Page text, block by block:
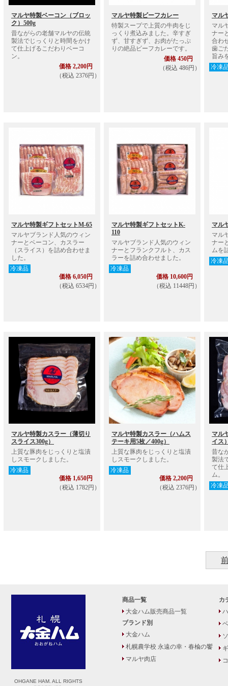
マルヤ特製ベーコン（ブロッ
ク）500g
昔ながらの老舗マルヤの伝統
製法でじっくりと時間をかけ
て仕上げるこだわりベーコ
ン。
価格 2,200円
（税込 2376円）
マルヤ特製ビーフカレー
特製スープで上質の牛肉をじ
っくり煮込みました。辛すぎ
ず、甘すぎず、お肉がたっぷ
りの絶品ビーフカレーです。
価格 450円
（税込 486円）
マル
マル
ナー
合わ
歯ご
旨み
冷凍
マルヤ特製ギフトセットM-65
マルヤブランド人気のウィン
ナーとベーコン、カスラー
（スライス）を詰め合わせま
した。
冷凍品
価格 6,050円
（税込 6534円）
マルヤ特製ギフトセットK-
110
マルヤブランド人気のウィン
ナーとフランクフルト、カス
ラーを詰め合わせました。
冷凍品
価格 10,600円
（税込 11448円）
マル
マル
ナー
ムを
冷凍
マルヤ特製カスラー（薄切り
スライス300g）
上質な豚肉をじっくりと塩漬
しスモークしました。
冷凍品
価格 1,650円
（税込 1782円）
マルヤ特製カスラー（ハムス
テーキ用5枚／400g）
上質な豚肉をじっくりと塩漬
しスモークしました。
冷凍品
価格 2,200円
（税込 2376円）
マル
イス
昔な
製法
て仕
ム。
冷凍
OHGANE HAM. ALL RIGHTS
商品一覧
大金ハム販売商品一覧
ブランド別
大金ハム
札幌農学校 永遠の幸・春楡の饗
マルヤ肉店
カ